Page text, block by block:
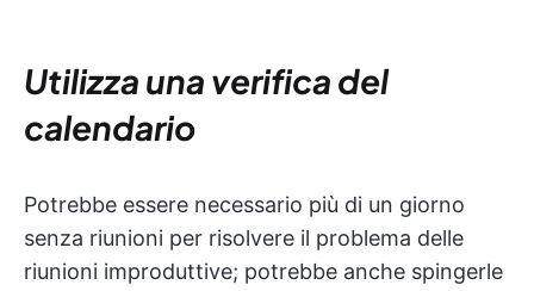
Utilizza una verifica del
calendario
Potrebbe essere necessario più di un giorno
senza riunioni per risolvere il problema delle
riunioni improduttive; potrebbe anche spingerle